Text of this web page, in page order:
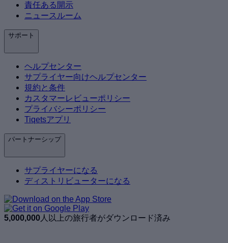
責任ある開示
ニュースルーム
サポート
ヘルプセンター
サプライヤー向けヘルプセンター
規約と条件
カスタマーレビューポリシー
プライバシーポリシー
Tiqetsアプリ
パートナーシップ
サプライヤーになる
ディストリビューターになる
5,000,000 人以上の旅行者がダウンロード済み